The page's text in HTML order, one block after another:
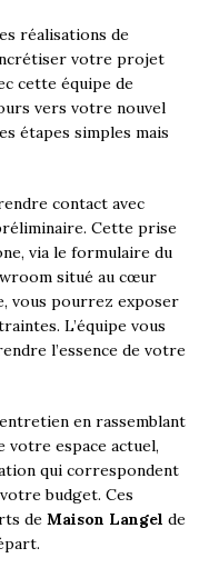
réalisations de
votre projet
cette équipe de
vers votre nouvel
étapes simples mais
contact avec
Cette prise
via le formulaire du
situé au cœur
vous pourrez exposer
L’équipe vous
l’essence de votre
en rassemblant
votre espace actuel,
qui correspondent
budget. Ces
de Maison Langel de